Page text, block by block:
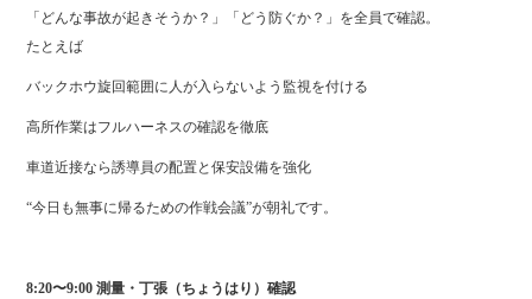
「どんな事故が起きそうか？」「どう防ぐか？」を全員で確認。
たとえば
バックホウ旋回範囲に人が入らないよう監視を付ける
高所作業はフルハーネスの確認を徹底
車道近接なら誘導員の配置と保安設備を強化
“今日も無事に帰るための作戦会議”が朝礼です。
8:20〜9:00 測量・丁張（ちょうはり）確認